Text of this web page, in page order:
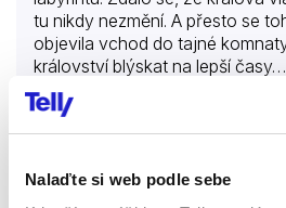
Nalaďte si web podle sebe
tu nikdy nezmění. A přesto se
objevila vchod do tajné
království blýskat na lepší časy…
Více o filmu
Jablíčko se dokoulelo